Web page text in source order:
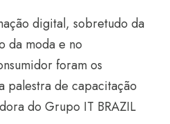
digital, sobretudo da
da moda e no
foram os
palestra de capacitação
do Grupo IT BRAZIL